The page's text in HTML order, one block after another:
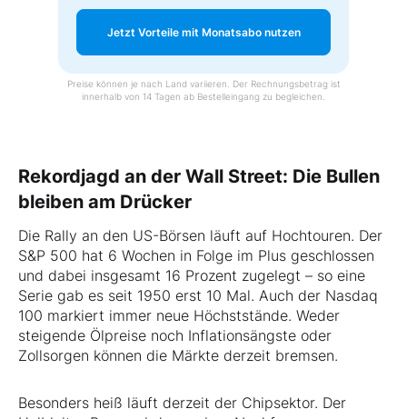
Jetzt Vorteile mit Monatsabo nutzen
Preise können je nach Land variieren. Der Rechnungsbetrag ist
innerhalb von 14 Tagen ab Bestelleingang zu begleichen.
Rekordjagd an der Wall Street: Die Bullen
bleiben am Drücker
Die Rally an den US-Börsen läuft auf Hochtouren. Der
S&P 500 hat 6 Wochen in Folge im Plus geschlossen
und dabei insgesamt 16 Prozent zugelegt – so eine
Serie gab es seit 1950 erst 10 Mal. Auch der Nasdaq
100 markiert immer neue Höchststände. Weder
steigende Ölpreise noch Inflationsängste oder
Zollsorgen können die Märkte derzeit bremsen.
Besonders heiß läuft derzeit der Chipsektor. Der